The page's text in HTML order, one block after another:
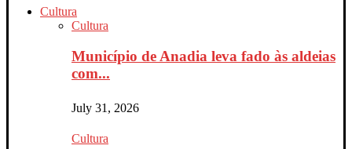
Cultura
Cultura
Município de Anadia leva fado às aldeias
com...
July 31, 2026
Cultura